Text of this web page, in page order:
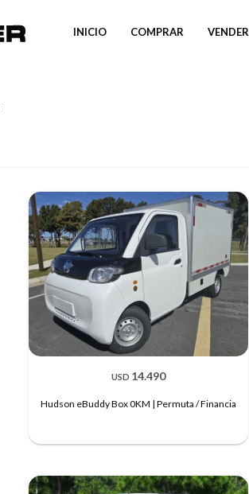
INICIO COMPRAR VENDER
USD 14.490
Hudson eBuddy Box 0KM | Permuta / Financia